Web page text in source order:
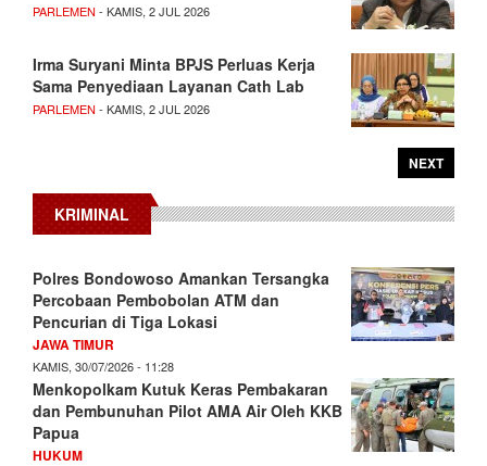
PARLEMEN - KAMIS, 2 JUL 2026
Irma Suryani Minta BPJS Perluas Kerja
Sama Penyediaan Layanan Cath Lab
PARLEMEN - KAMIS, 2 JUL 2026
NEXT
KRIMINAL
Polres Bondowoso Amankan Tersangka
Percobaan Pembobolan ATM dan
Pencurian di Tiga Lokasi
JAWA TIMUR
KAMIS, 30/07/2026 - 11:28
Menkopolkam Kutuk Keras Pembakaran
dan Pembunuhan Pilot AMA Air Oleh KKB
Papua
HUKUM